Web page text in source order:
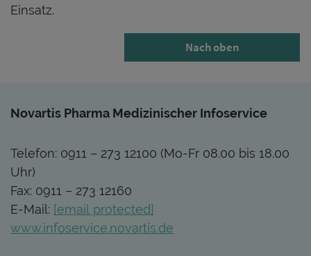
Einsatz.
Nach oben
Novartis Pharma Medizinischer Infoservice
Telefon: 0911 – 273 12100 (Mo-Fr 08.00 bis 18.00
Uhr)
Fax: 0911 – 273 12160
E-Mail: [email protected]
www.infoservice.novartis.de